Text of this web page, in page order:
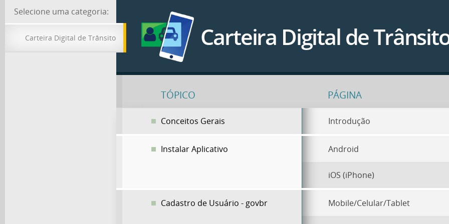
Carteira Digital de
Selecione uma categoria:
Carteira Digital de Trânsito
TÓPICO PÁGINA
Conceitos Gerais Introdução
Instalar Aplicativo Android
iOS (iPhone)
Cadastro de Usuário - govbr Mobile/Celular/Tablet